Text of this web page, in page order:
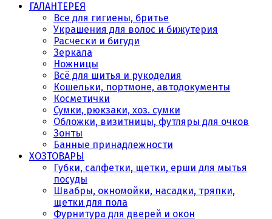
ГАЛАНТЕРЕЯ
Все для гигиены, бритье
Украшения для волос и бижутерия
Расчески и бигуди
Зеркала
Ножницы
Всё для шитья и рукоделия
Кошельки, портмоне, автодокументы
Косметички
Сумки, рюкзаки, хоз. сумки
Обложки, визитницы, футляры для очков
Зонты
Банные принадлежности
ХОЗТОВАРЫ
Губки, салфетки, щетки, ерши для мытья
посуды
Швабры, окномойки, насадки, тряпки,
щетки для пола
Фурнитура для дверей и окон